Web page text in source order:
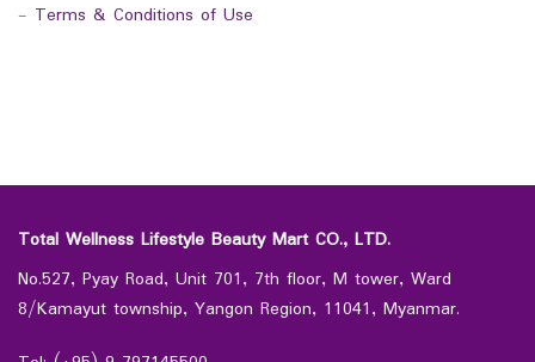
- Terms & Conditions of Use
Total Wellness Lifestyle Beauty Mart CO., LTD.
No.527, Pyay Road, Unit 701, 7th floor, M tower, Ward
8/Kamayut township, Yangon Region, 11041, Myanmar.